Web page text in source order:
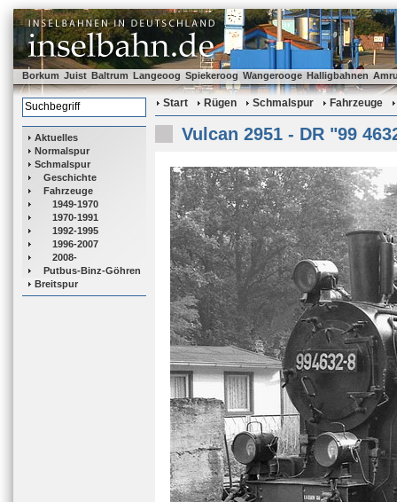
Borkum Juist Baltrum Langeoog Spiekeroog Wangerooge Halligbahnen
Aktuelles
Normalspur
Schmalspur
Geschichte
Fahrzeuge
1949-1970
1970-1991
1992-1995
1996-2007
2008-
Putbus-Binz-Göhren
Breitspur
Start Rügen Schmalspur Fahrzeuge
Vulcan 2951 - DR "99